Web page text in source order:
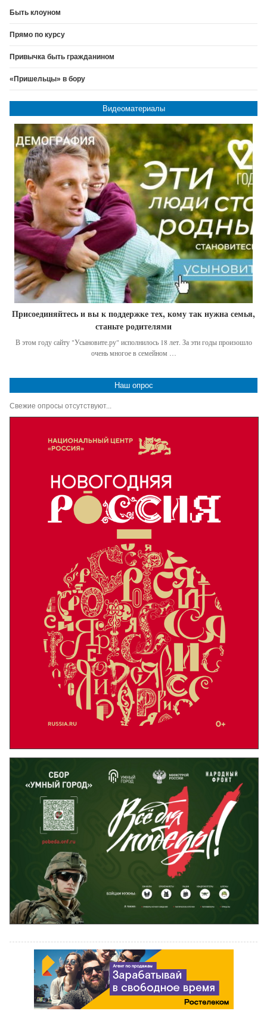
Быть клоуном
Прямо по курсу
Привычка быть гражданином
«Пришельцы» в бору
Видеоматериалы
Присоединяйтесь и вы к поддержке тех, кому так нужна семья,
станьте родителями
В этом году сайту "Усыновите.ру" исполнилось 18 лет. За эти годы произошло
очень многое в семейном …
Наш опрос
Свежие опросы отсутствуют...